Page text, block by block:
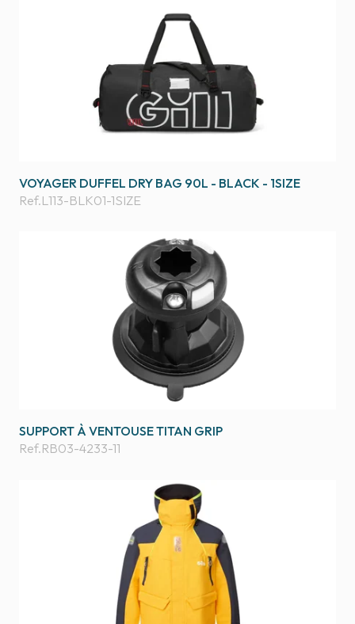
VOYAGER DUFFEL DRY BAG 90L - BLACK - 1SIZE
Ref.L113-BLK01-1SIZE
SUPPORT À VENTOUSE TITAN GRIP
Ref.RB03-4233-11